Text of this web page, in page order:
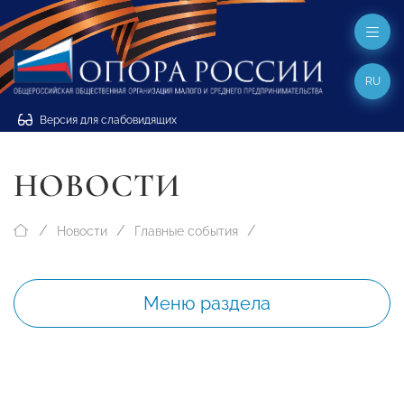
Версия для слабовидящих
RU
НОВОСТИ
Новости Главные события
Меню раздела